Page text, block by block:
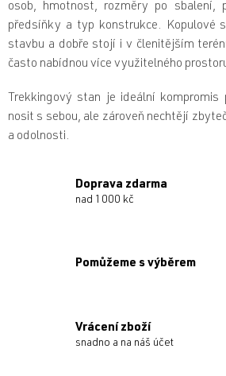
osob, hmotnost, rozměry po sbalení,
předsíňky a typ konstrukce. Kopulové
stavbu a dobře stojí i v členitějším
často nabídnou více využitelného
Trekkingový stan je ideální
nosit s sebou, ale zároveň nechtějí
a odolnosti.
Doprava zdarma
nad 1000 kč
Pomůžeme s výběrem
Vrácení zboží
snadno a na náš účet